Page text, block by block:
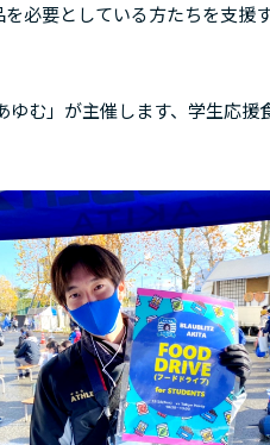
必要としている方たちを支援
む」が主催します、学生応援